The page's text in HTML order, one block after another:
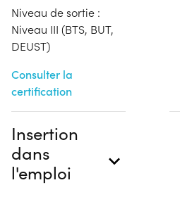
Niveau de sortie :
Niveau III (BTS, BUT,
DEUST)
Consulter la
certification
Insertion
dans
l'emploi